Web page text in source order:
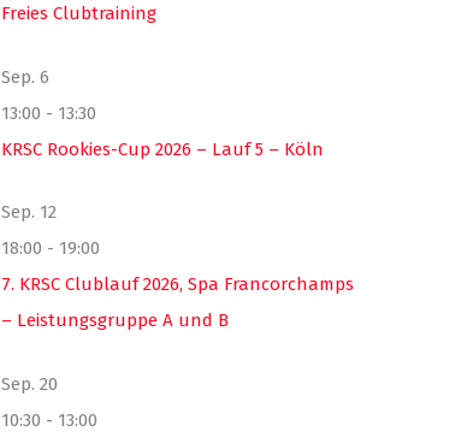
Freies Clubtraining
Sep. 6
13:00 - 13:30
KRSC Rookies-Cup 2026 – Lauf 5 – Köln
Sep. 12
18:00 - 19:00
7. KRSC Clublauf 2026, Spa Francorchamps
– Leistungsgruppe A und B
Sep. 20
10:30 - 13:00